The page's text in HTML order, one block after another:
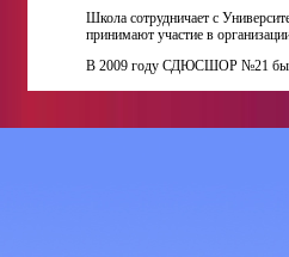
Школа сотрудничает с
принимают участие в
В 2009 году СДЮСШОР №21 была